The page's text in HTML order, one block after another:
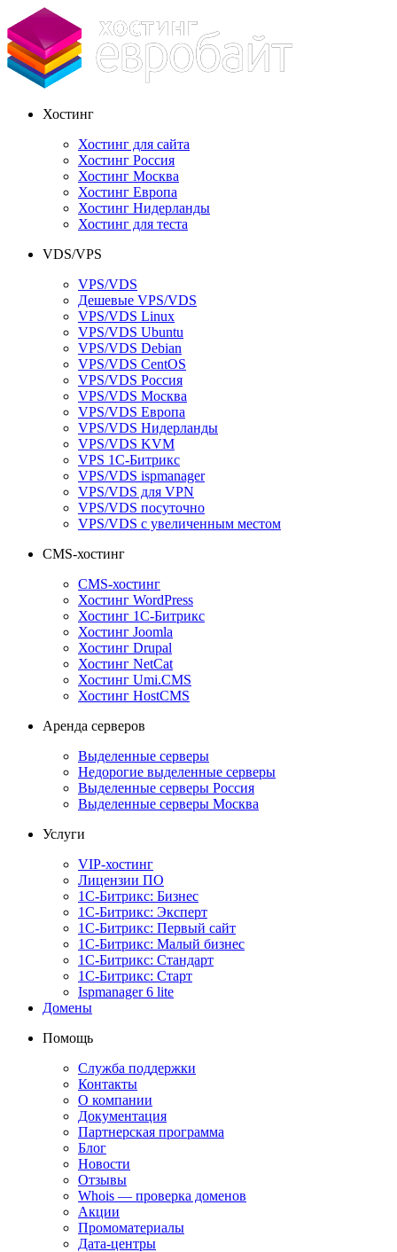
Хостинг
Хостинг для сайта
Хостинг Россия
Хостинг Москва
Хостинг Европа
Хостинг Нидерланды
Хостинг для теста
VDS/VPS
VPS/VDS
Дешевые VPS/VDS
VPS/VDS Linux
VPS/VDS Ubuntu
VPS/VDS Debian
VPS/VDS CentOS
VPS/VDS Россия
VPS/VDS Москва
VPS/VDS Европа
VPS/VDS Нидерланды
VPS/VDS KVM
VPS 1С-Битрикс
VPS/VDS ispmanager
VPS/VDS для VPN
VPS/VDS посуточно
VPS/VDS с увеличенным местом
CMS-хостинг
CMS-хостинг
Хостинг WordPress
Хостинг 1С-Битрикс
Хостинг Joomla
Хостинг Drupal
Хостинг NetCat
Хостинг Umi.CMS
Хостинг HostCMS
Аренда серверов
Выделенные серверы
Недорогие выделенные серверы
Выделенные серверы Россия
Выделенные серверы Москва
Услуги
VIP-хостинг
Лицензии ПО
1С-Битрикс: Бизнес
1С-Битрикс: Эксперт
1С-Битрикс: Первый сайт
1С-Битрикс: Малый бизнес
1С-Битрикс: Стандарт
1С-Битрикс: Старт
Ispmanager 6 lite
Домены
Помощь
Служба поддержки
Контакты
О компании
Документация
Партнерская программа
Блог
Новости
Отзывы
Whois — проверка доменов
Акции
Промоматериалы
Дата-центры